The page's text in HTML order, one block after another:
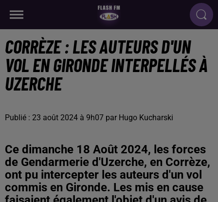
CORRÈZE : LES AUTEURS D'UN
VOL EN GIRONDE INTERPELLÉS À
UZERCHE
Publié : 23 août 2024 à 9h07 par Hugo Kucharski
Ce dimanche 18 Août 2024, les forces
de Gendarmerie d'Uzerche, en Corrèze,
ont pu intercepter les auteurs d'un vol
commis en Gironde. Les mis en cause